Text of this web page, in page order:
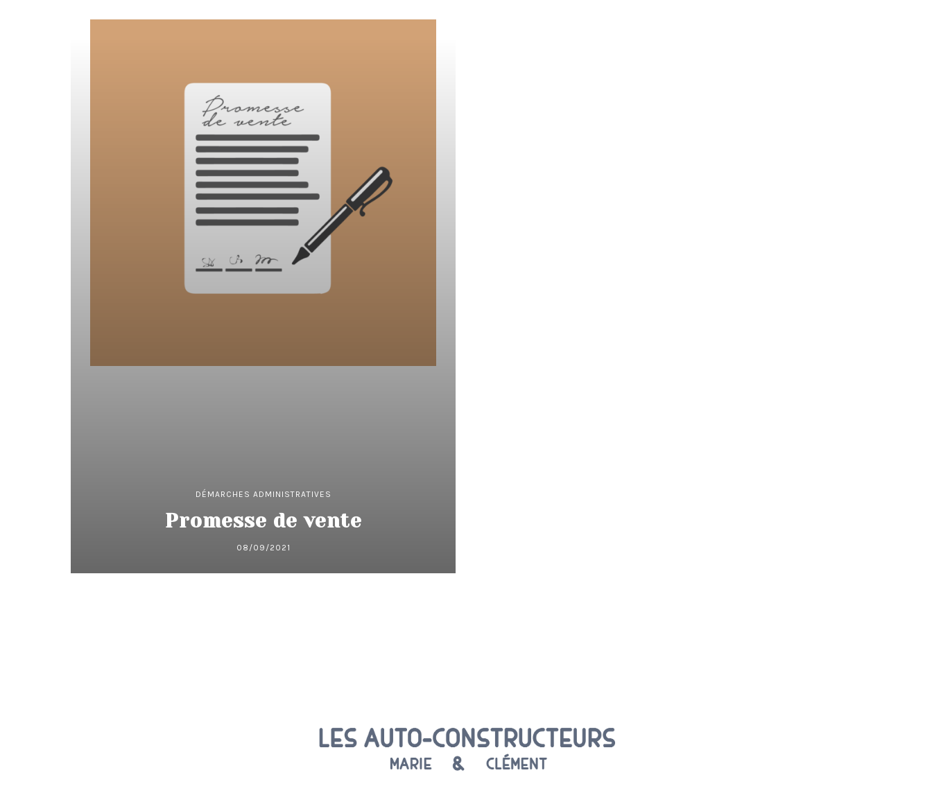
DÉMARCHES ADMINISTRATIVES
Promesse de vente
08/09/2021